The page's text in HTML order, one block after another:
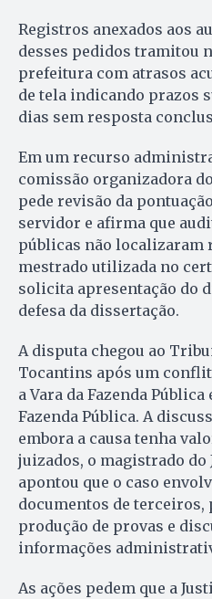
Registros anexados aos
desses pedidos tramitou
prefeitura com atrasos
de tela indicando prazos
dias sem resposta
Em um recurso
comissão organizadora
pede revisão da
servidor e afirma que
públicas não localizaram
mestrado utilizada no
solicita apresentação do
defesa da dissertação.
A disputa chegou ao
Tocantins após um
a Vara da Fazenda
Fazenda Pública. A
embora a causa tenha
juizados, o magistrado do
apontou que o caso
documentos de terceiros,
produção de provas e
informações
As ações pedem que a